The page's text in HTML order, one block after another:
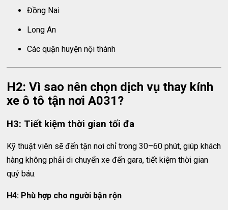
Đồng Nai
Long An
Các quận huyện nội thành
H2: Vì sao nên chọn dịch vụ thay kính
xe ô tô tận nơi A031?
H3: Tiết kiệm thời gian tối đa
Kỹ thuật viên sẽ đến tận nơi chỉ trong 30–60 phút, giúp khách
hàng không phải di chuyển xe đến gara, tiết kiệm thời gian
quý báu.
H4: Phù hợp cho người bận rộn